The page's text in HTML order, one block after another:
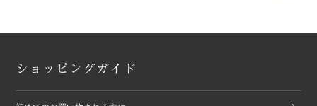
ショッピングガイド